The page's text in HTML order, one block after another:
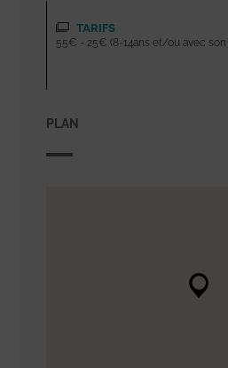
TARIFS
55€ - 25€ (8-14ans et/ou avec son
PLAN